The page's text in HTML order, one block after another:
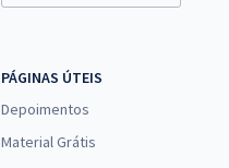
PÁGINAS ÚTEIS
Depoimentos
Material Grátis